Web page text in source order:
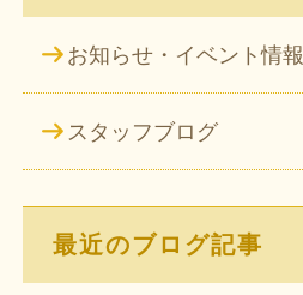
お知らせ・イベント情報
スタッフブログ
最近のブログ記事